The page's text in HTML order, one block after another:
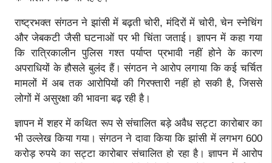
राष्ट्रभक्त संगठन ने झांसी में बढ़ती चोरी, मंदिरों में चोरी, चेन स्नेचिंग
और जेबकटी जैसी घटनाओं पर भी चिंता जताई। ज्ञापन में कहा गया
कि रात्रिकालीन पुलिस गश्त पर्याप्त प्रभावी नहीं होने के कारण
अपराधियों के हौसले बुलंद हैं। संगठन ने आरोप लगाया कि कई चर्चित
मामलों में अब तक आरोपियों की गिरफ्तारी नहीं हो सकी है, जिससे
लोगों में असुरक्षा की भावना बढ़ रही है।
ज्ञापन में शहर में कथित रूप से संचालित बड़े अवैध सट्टा कारोबार का
भी उल्लेख किया गया। संगठन ने दावा किया कि झांसी में लगभग 600
करोड़ रुपये का सट्टा कारोबार संचालित हो रहा है। ज्ञापन में आरोप